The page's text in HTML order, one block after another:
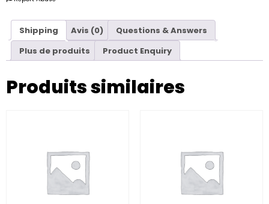
Shipping Avis (0)
Questions & Answers
Plus de produits
Product Enquiry
Produits similaires